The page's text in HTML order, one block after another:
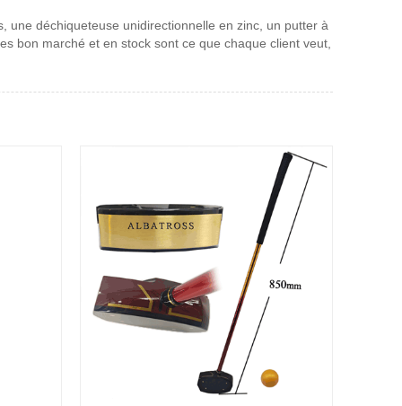
une déchiqueteuse unidirectionnelle en zinc, un putter à
bon marché et en stock sont ce que chaque client veut,